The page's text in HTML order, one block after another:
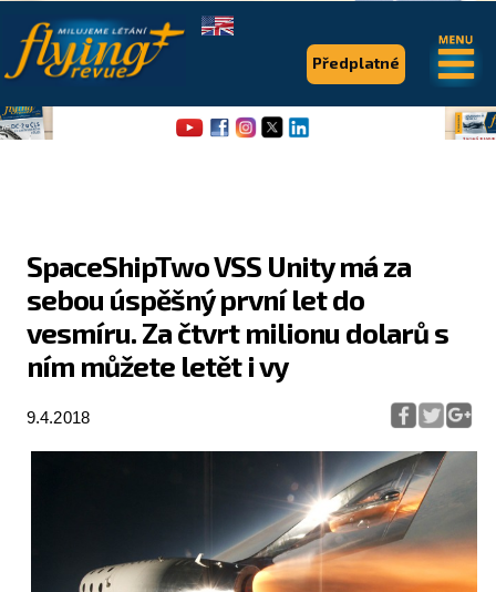
SpaceShipTwo VSS Unity má za
sebou úspěšný první let do
vesmíru. Za čtvrt milionu dolarů s
ním můžete letět i vy
9.4.2018
Předplatné
.
Flying Revue
Články
Expedice
Série & speciály
Letecká videa
Aktuální FR + archiv